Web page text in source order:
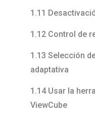
1.11
1.12 Control de
1.13 Selección
adaptativa
1.14 Usar la
ViewCube